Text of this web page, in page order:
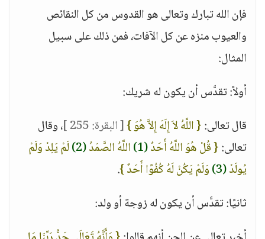
فإن الله تبارك وتعالى هو القدوس من كل النقائص
والعيوب منزه عن كل الآفات، فمن ذلك على سبيل
المثال:
أولاً: تقدَّس أن يكون له شريك:
قال تعالى:{ اللَّهُ لاَ إِلَهَ إِلاَّ هُوَ }[ البقرة: 255 ]
، وقال
تعالى:{ قُلْ هُوَ اللَّهُ أَحَدٌ(1) اللَّهُ الصَّمَدُ(2)
لَمْ يَلِدْ وَلَمْ
يُولَدْ(3) وَلَمْ يَكُنْ لَهُ كُفُوًا أَحَدٌ }.
ثانيًا: تقدَّس أن يكون له زوجة أو ولد: